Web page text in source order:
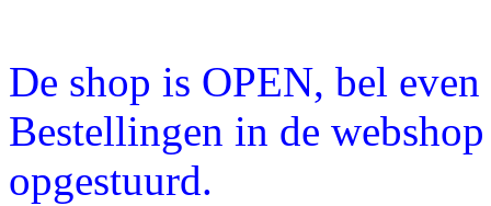
De shop is OPEN, bel
Bestellingen in de
opgestuurd.